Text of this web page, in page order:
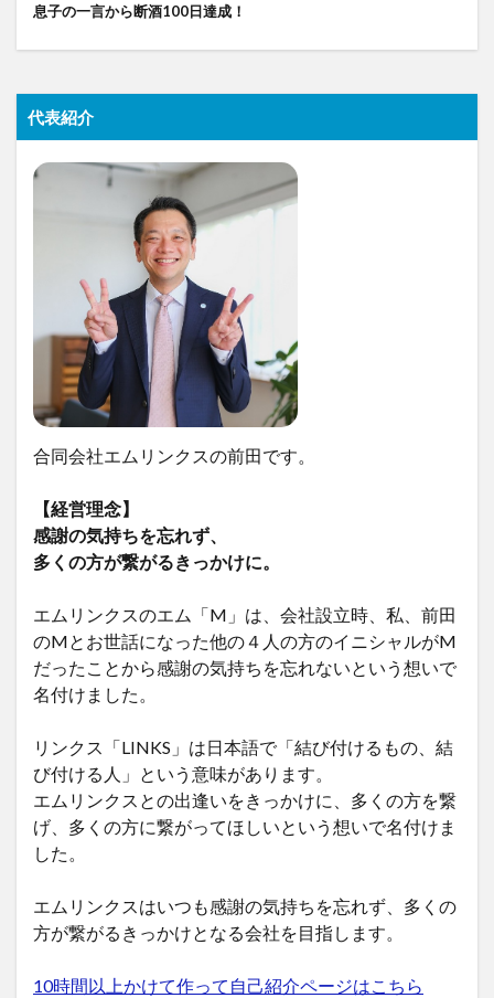
息子の一言から断酒100日達成！
代表紹介
合同会社エムリンクスの前田です。
【経営理念】
感謝の気持ちを忘れず、
多くの方が繋がるきっかけに。
エムリンクスのエム「M」は、会社設立時、私、前田
のMとお世話になった他の４人の方のイニシャルがM
だったことから感謝の気持ちを忘れないという想いで
名付けました。
リンクス「LINKS」は日本語で「結び付けるもの、結
び付ける人」という意味があります。
エムリンクスとの出逢いをきっかけに、多くの方を繋
げ、多くの方に繋がってほしいという想いで名付けま
した。
エムリンクスはいつも感謝の気持ちを忘れず、多くの
方が繋がるきっかけとなる会社を目指します。
10時間以上かけて作って自己紹介ページはこちら